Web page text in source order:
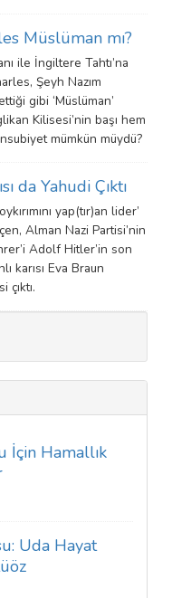
Müslüman mı?
ile İngiltere Tahtı’na
Şeyh Nazım
gibi ‘Müslüman’
Kilisesi’nin başı hem
mümkün müydü?
da Yahudi Çıktı
yap(tır)an lider’
Alman Nazi Partisi’nin
Adolf Hitler’in son
karısı Eva Braun
çıktı.
İçin Hamallık
Uda Hayat